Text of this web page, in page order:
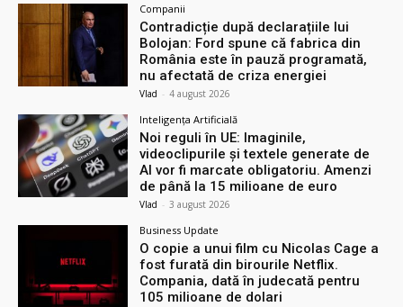
Companii
Contradicție după declarațiile lui
Bolojan: Ford spune că fabrica din
România este în pauză programată,
nu afectată de criza energiei
Vlad - 4 august 2026
Inteligența Artificială
Noi reguli în UE: Imaginile,
videoclipurile și textele generate de
AI vor fi marcate obligatoriu. Amenzi
de până la 15 milioane de euro
Vlad - 3 august 2026
Business Update
O copie a unui film cu Nicolas Cage a
fost furată din birourile Netflix.
Compania, dată în judecată pentru
105 milioane de dolari